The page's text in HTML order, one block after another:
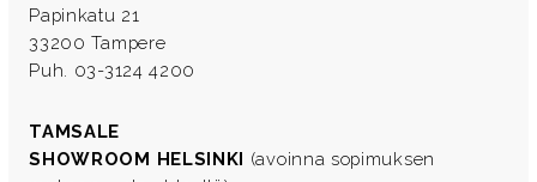
Papinkatu 21
33200 Tampere
Puh. 03-3124 4200
TAMSALE
SHOWROOM HELSINKI (avoinna sopimuksen